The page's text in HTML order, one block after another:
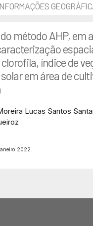
método AHP, em
índice de
em área de
Lucas Santos
2022